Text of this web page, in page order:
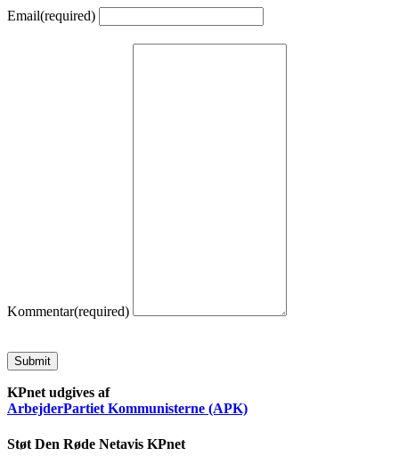
Email(required)
Kommentar(required)
Submit
KPnet udgives af
ArbejderPartiet Kommunisterne (APK)
Støt Den Røde Netavis KPnet